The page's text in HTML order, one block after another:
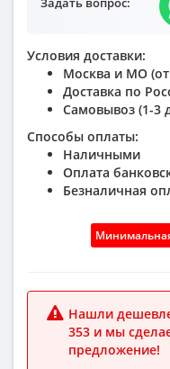
Условия доставки:
Москва и МО (от
Доставка по
Самовывоз (1-3
Способы оплаты:
Наличными
Оплата
Безналичная
Нашли
353 и мы
предложение!